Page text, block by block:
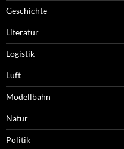
Geschichte
Literatur
Logistik
Luft
Modellbahn
Natur
Politik